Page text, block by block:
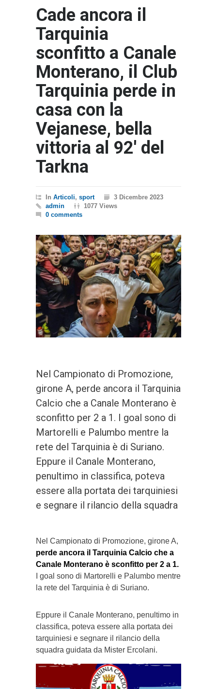
Cade ancora il
Tarquinia
sconfitto a Canale
Monterano, il Club
Tarquinia perde in
casa con la
Vejanese, bella
vittoria al 92′ del
Tarkna
In Articoli, sport
3 Dicembre 2023
admin
1077 Views
0 comments
Nel Campionato di Promozione,
girone A, perde ancora il Tarquinia
Calcio che a Canale Monterano è
sconfitto per 2 a 1. I goal sono di
Martorelli e Palumbo mentre la
rete del Tarquinia è di Suriano.
Eppure il Canale Monterano,
penultimo in classifica, poteva
essere alla portata dei tarquiniesi
e segnare il rilancio della squadra
Nel Campionato di Promozione, girone A,
perde ancora il Tarquinia Calcio che a
Canale Monterano è sconfitto per 2 a 1.
I goal sono di Martorelli e Palumbo mentre
la rete del Tarquinia è di Suriano.
Eppure il Canale Monterano, penultimo in
classifica, poteva essere alla portata dei
tarquiniesi e segnare il rilancio della
squadra guidata da Mister Ercolani.